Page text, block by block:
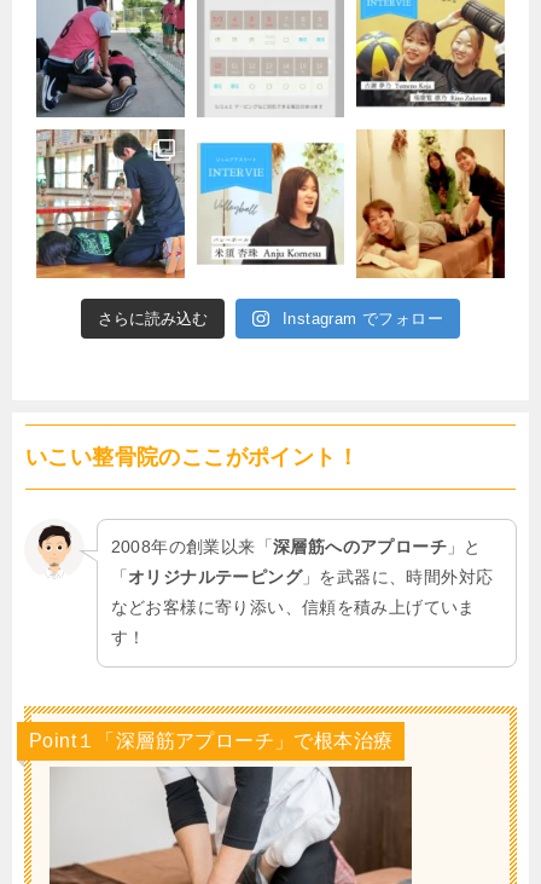
さらに読み込む Instagram でフォロー
いこい整骨院のここがポイント！
2008年の創業以来「 深層筋へのアプローチ」と
「 オリジナルテーピング」を武器に、時間外対応
などお客様に寄り添い、信頼を積み上げていま
す！
Point１「深層筋アプローチ」で根本治療